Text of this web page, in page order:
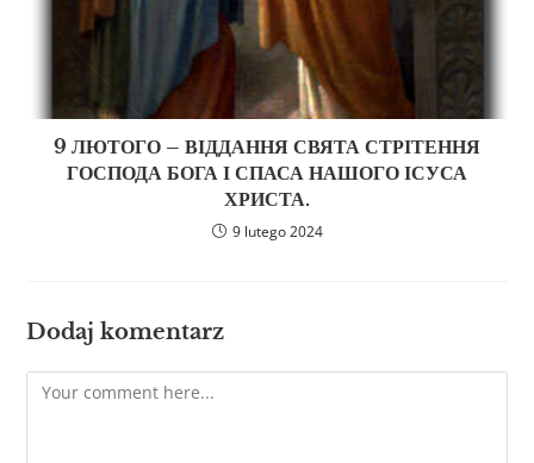
9 ЛЮТОГО – ВІДДАННЯ СВЯТА СТРІТЕННЯ
ГОСПОДА БОГА І СПАСА НАШОГО ІСУСА
ХРИСТА.
9 lutego 2024
Dodaj komentarz